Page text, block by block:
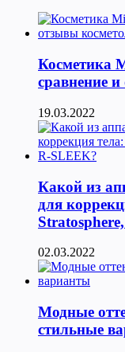
Косметика
сравнение
19.03.2022
Какой из
для
02.03.2022
Модные
стильные